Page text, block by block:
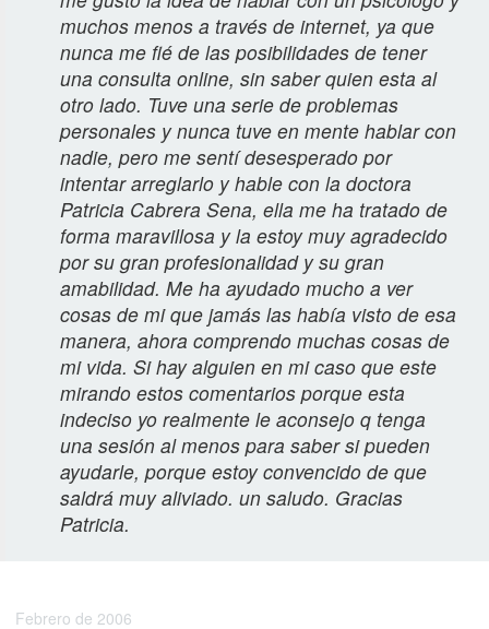
muchos menos a través de internet, ya que
nunca me fié de las posibilidades de tener
una consulta online, sin saber quien esta al
otro lado. Tuve una serie de problemas
personales y nunca tuve en mente hablar con
nadie, pero me sentí desesperado por
intentar arreglarlo y hable con la doctora
Patricia Cabrera Sena, ella me ha tratado de
forma maravillosa y la estoy muy agradecido
por su gran profesionalidad y su gran
amabilidad. Me ha ayudado mucho a ver
cosas de mi que jamás las había visto de esa
manera, ahora comprendo muchas cosas de
mi vida. Si hay alguien en mi caso que este
mirando estos comentarios porque esta
indeciso yo realmente le aconsejo q tenga
una sesión al menos para saber si pueden
ayudarle, porque estoy convencido de que
saldrá muy aliviado. un saludo. Gracias
Patricia.
Febrero de 2006